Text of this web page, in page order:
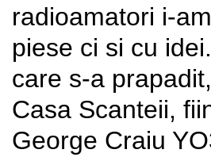
radioamatori i-
piese ci si cu
care s-a
Casa Scanteii,
George Craiu